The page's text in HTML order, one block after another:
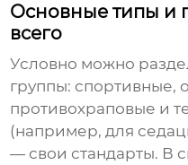
Основные типы и
всего
Условно можно
группы: спортивные,
противохраповые и
(например, для
— свои стандарты. В